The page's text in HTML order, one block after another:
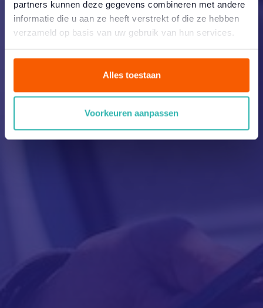
partners kunnen deze gegevens combineren met andere
informatie die u aan ze heeft verstrekt of die ze hebben
verzameld op basis van uw gebruik van hun services.
Alles toestaan
Voorkeuren aanpassen